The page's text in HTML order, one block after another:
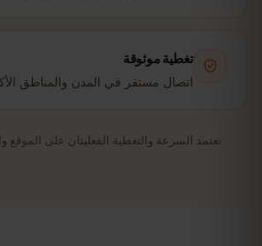
تغطية موثوقة
اتصال مستقر في المدن والمناطق
تعتمد السرعة والتغطية الفعليتان على الموقع